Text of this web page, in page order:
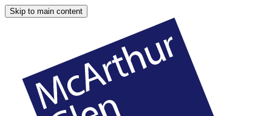
Skip to main content